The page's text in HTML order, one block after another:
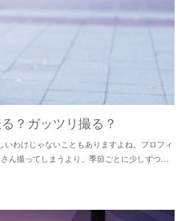
る？ガッツリ撮る？
わけじゃないこともありますよね。プロフィ
ん撮ってしまうより、季節ごとに少しずつ…